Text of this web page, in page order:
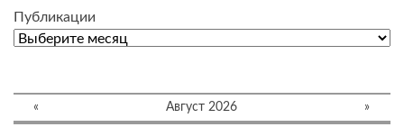
Публикации
« Август 2026 »